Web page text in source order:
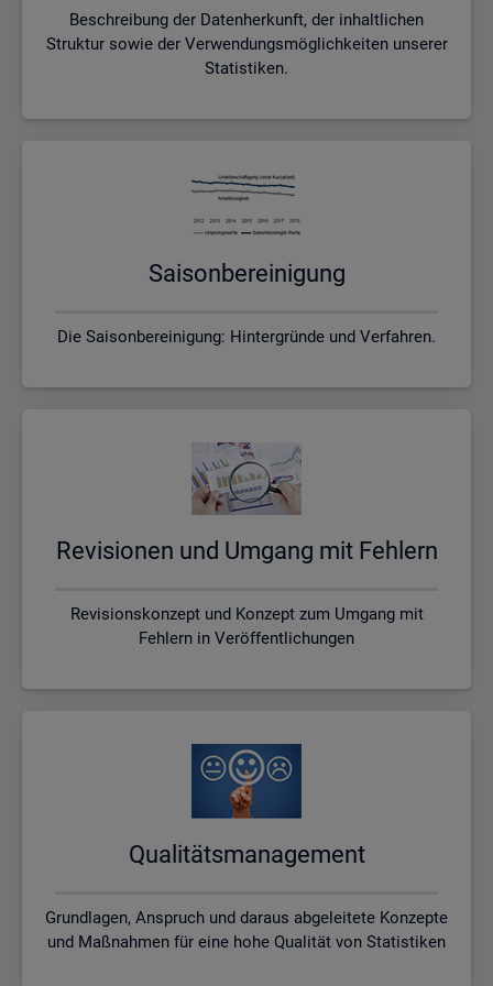
Beschreibung der Datenherkunft, der inhaltlichen
Struktur sowie der Verwendungsmöglichkeiten unserer
Statistiken.
Sai­son­be­rei­ni­gung
Die Saisonbereinigung: Hintergründe und Verfahren.
Re­vi­sio­nen und Um­gang mit Feh­lern
Revisionskonzept und Konzept zum Umgang mit
Fehlern in Veröffentlichungen
Qua­li­täts­ma­nage­ment
Grundlagen, Anspruch und daraus abgeleitete Konzepte
und Maßnahmen für eine hohe Qualität von Statistiken